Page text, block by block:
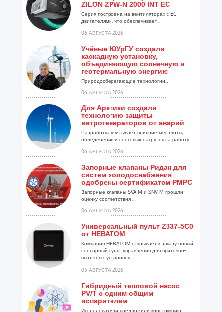
ZILON ZPW-N 2000 INT EC
Серия построена на вентиляторах с EC-
двигателями, что обеспечивает...
06 АВГУСТА 2026
Учёные ЮУрГУ создали
каскадную установку,
объединяющую солнечную и
геотермальную энергию
Природосберегающие технологии...
06 АВГУСТА 2026
Для Арктики создали
технологию защиты
ветрогенераторов от аварий
Разработка учитывает влияние мерзлоты,
обледенения и снеговых нагрузок на работу
06 АВГУСТА 2026
Запорные клапаны Ридан для
систем холодоснабжения
одобрены сертификатом РМРС
Запорные клапаны SVA M и SNV M прошли
оценку соответствия ...
06 АВГУСТА 2026
Универсальный пульт Z037-5C0
от НЕВАТОМ
Компания НЕВАТОМ открывает к заказу новый
сенсорный пульт управления для приточно-
вытяжных установок...
05 АВГУСТА 2026
Гибридный тепловой насос
PV/T с одним общим
испарителем
Исследователи предложили конструкцию